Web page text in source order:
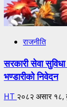
राजनीति
सरकारी सेवा सुविधा
भण्डारीको निवेदन
HT २०८२ असार १८,